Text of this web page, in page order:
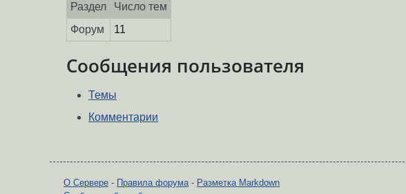
Раздел
Число тем
Форум
11
Сообщения пользователя
Темы
Комментарии
О Сервере - Правила форума- Разметка Markdown